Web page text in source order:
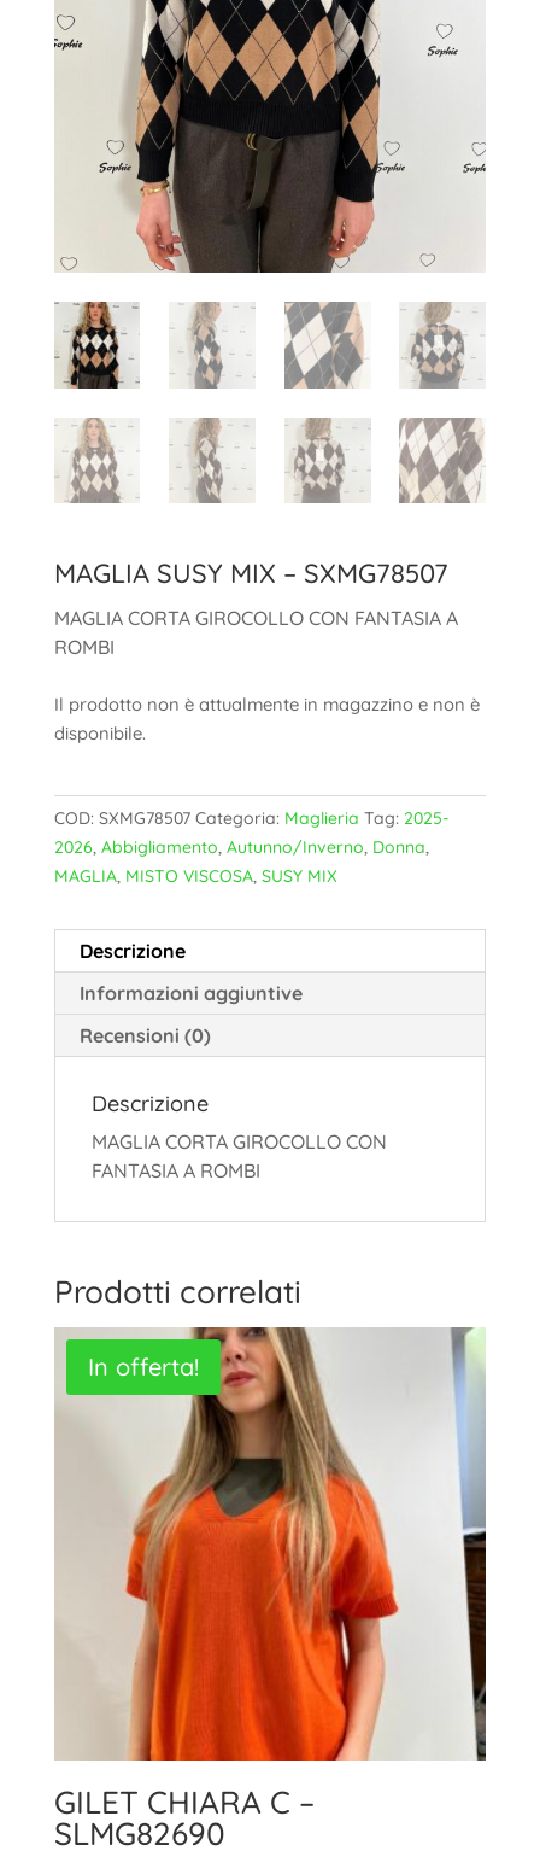
MAGLIA SUSY MIX – SXMG78507
MAGLIA CORTA GIROCOLLO CON FANTASIA A
ROMBI
Il prodotto non è attualmente in magazzino e non è
disponibile.
COD: SXMG78507 Categoria: Maglieria Tag: 2025-
2026, Abbigliamento, Autunno/Inverno, Donna,
MAGLIA, MISTO VISCOSA, SUSY MIX
Descrizione
Informazioni aggiuntive
Recensioni (0)
Descrizione
MAGLIA CORTA GIROCOLLO CON
FANTASIA A ROMBI
Prodotti correlati
In offerta!
GILET CHIARA C –
SLMG82690